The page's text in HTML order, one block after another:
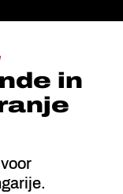
ORANJE ONDER
in